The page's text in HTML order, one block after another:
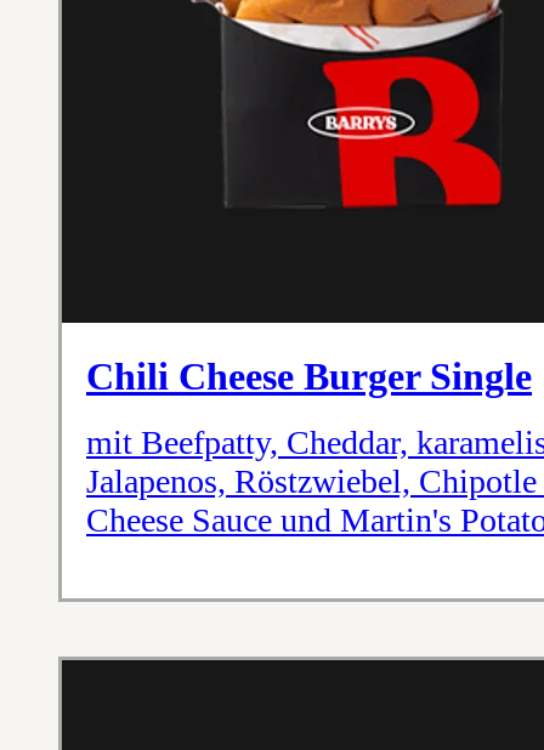
Chili Cheese Burger Single
mit Beefpatty, Cheddar,
Jalapenos, Röstzwiebel,
Cheese Sauce und Martin's